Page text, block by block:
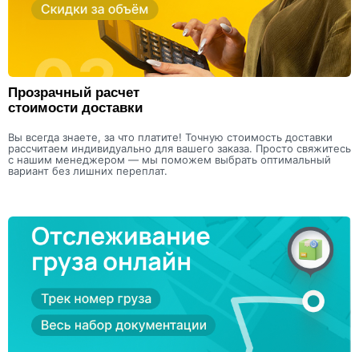
Прозрачный расчет
стоимости доставки
Вы всегда знаете, за что платите! Точную стоимость доставки
рассчитаем индивидуально для вашего заказа. Просто свяжитесь
с нашим менеджером — мы поможем выбрать оптимальный
вариант без лишних переплат.